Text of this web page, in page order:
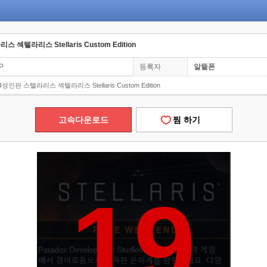
스 섹텔라리스 Stellaris Custom Edition
등록자 알뜰폰
인판 스텔라리스 섹텔라리스 Stellaris Custom Edition
고속다운로드 찜 하기